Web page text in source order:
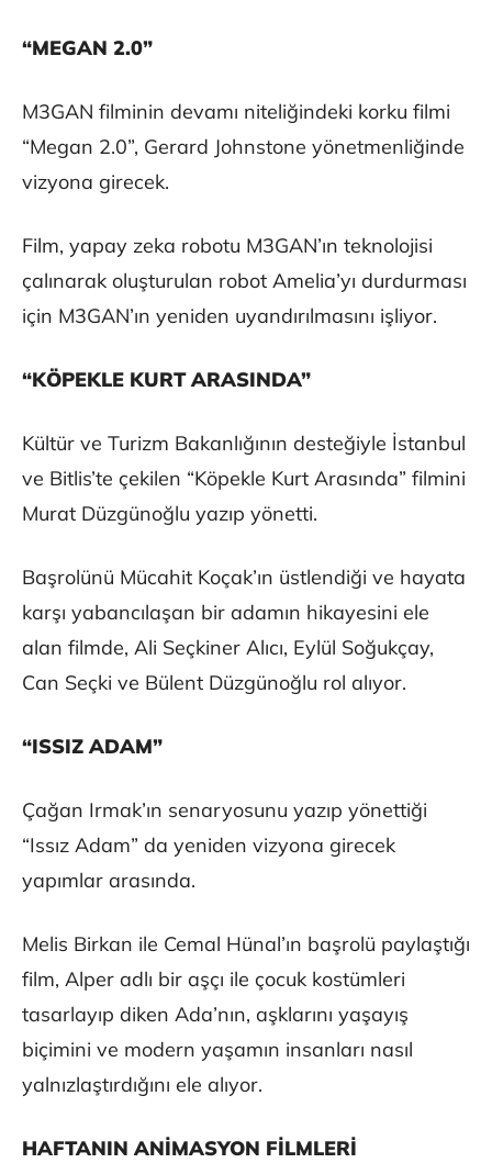
“MEGAN 2.0”
M3GAN filminin devamı niteliğindeki korku filmi
“Megan 2.0”, Gerard Johnstone yönetmenliğinde
vizyona girecek.
Film, yapay zeka robotu M3GAN’ın teknolojisi
çalınarak oluşturulan robot Amelia’yı durdurması
için M3GAN’ın yeniden uyandırılmasını işliyor.
“KÖPEKLE KURT ARASINDA”
Kültür ve Turizm Bakanlığının desteğiyle İstanbul
ve Bitlis’te çekilen “Köpekle Kurt Arasında” filmini
Murat Düzgünoğlu yazıp yönetti.
Başrolünü Mücahit Koçak’ın üstlendiği ve hayata
karşı yabancılaşan bir adamın hikayesini ele
alan filmde, Ali Seçkiner Alıcı, Eylül Soğukçay,
Can Seçki ve Bülent Düzgünoğlu rol alıyor.
“ISSIZ ADAM”
Çağan Irmak’ın senaryosunu yazıp yönettiği
“Issız Adam” da yeniden vizyona girecek
yapımlar arasında.
Melis Birkan ile Cemal Hünal’ın başrolü paylaştığı
film, Alper adlı bir aşçı ile çocuk kostümleri
tasarlayıp diken Ada’nın, aşklarını yaşayış
biçimini ve modern yaşamın insanları nasıl
yalnızlaştırdığını ele alıyor.
HAFTANIN ANİMASYON FİLMLERİ